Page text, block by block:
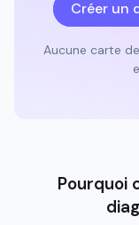
Créer un
Aucune carte
Pourquoi